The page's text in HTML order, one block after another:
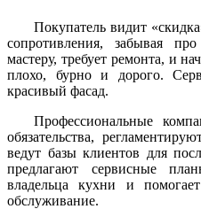
Покупатель видит
сопротивления, забывая
мастеру, требует ремонта, и
плохо, бурно и дорого.
красивый фасад.
Профессиональные
обязательства,
ведут базы клиентов для
предлагают сервисные
владельца кухни и
обслуживание.